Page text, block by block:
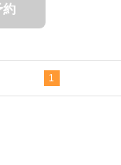
約
1